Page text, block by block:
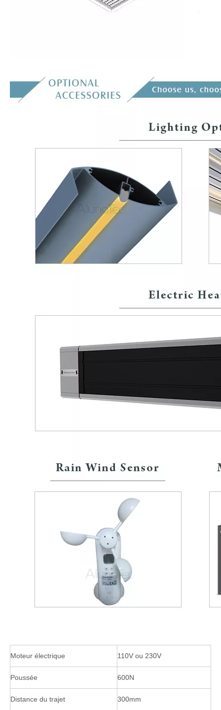
Moteur électrique 110V ou 230V
Poussée 600N
Distance du trajet 300mm